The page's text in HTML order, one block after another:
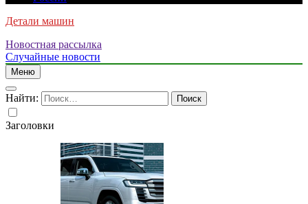
Детали машин
Новостная рассылка
Случайные новости
Меню
Найти:
Заголовки